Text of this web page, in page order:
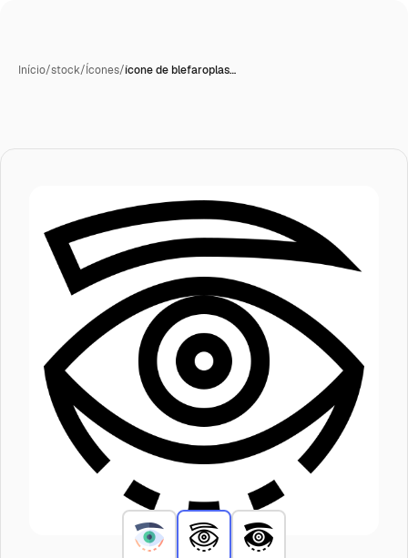
Início/stock/Ícones/ícone de blefaroplas…